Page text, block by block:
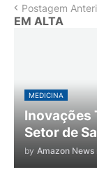
Postagem
EM ALTA
MEDICINA
Inovações
Setor de
by Amazon News